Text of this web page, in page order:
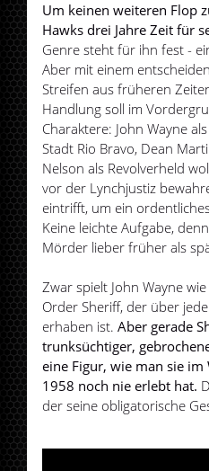
Um keinen weiteren Flop
Hawks drei Jahre Zeit für
Genre steht für ihn fest -
Aber mit einem
Streifen aus früheren
Handlung soll im
Charaktere: John Wayne
Stadt Rio Bravo, Dean
Nelson als Revolverheld
vor der Lynchjustiz
eintrifft, um ein
Keine leichte Aufgabe,
Mörder lieber früher als
Zwar spielt John Wayne
Order Sheriff, der über
erhaben ist.Aber gerade
trunksüchtiger,
eine Figur, wie man sie im
1958 noch nie erlebt hat.
der seine obligatorische